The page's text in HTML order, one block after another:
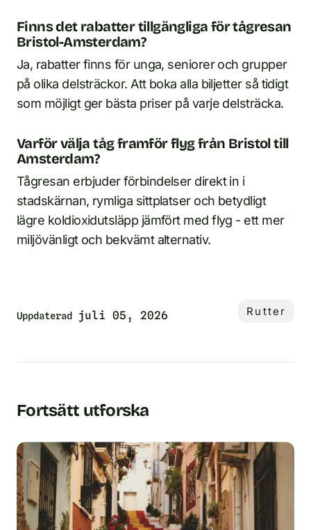
Finns det rabatter tillgängliga för tågresan
Bristol-Amsterdam?
Ja, rabatter finns för unga, seniorer och grupper
på olika delsträckor. Att boka alla biljetter så tidigt
som möjligt ger bästa priser på varje delsträcka.
Varför välja tåg framför flyg från Bristol till
Amsterdam?
Tågresan erbjuder förbindelser direkt in i
stadskärnan, rymliga sittplatser och betydligt
lägre koldioxidutsläpp jämfört med flyg - ett mer
miljövänligt och bekvämt alternativ.
Uppdaterad juli 05, 2026 Rutter
Fortsätt utforska